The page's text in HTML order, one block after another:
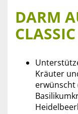
DARM
Kräuter
erwünscht